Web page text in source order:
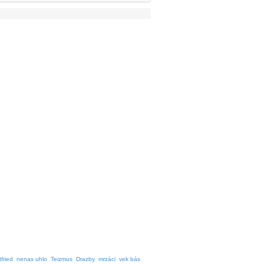
nenas uhlo Teizmus Drazby mrzáci vek bás